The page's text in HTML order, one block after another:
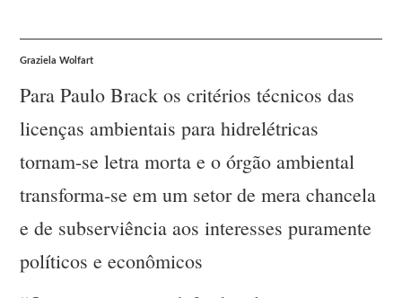
Graziela Wolfart
Para Paulo Brack os critérios técnicos das
licenças ambientais para hidrelétricas
tornam-se letra morta e o órgão ambiental
transforma-se em um setor de mera chancela
e de subserviência aos interesses puramente
políticos e econômicos